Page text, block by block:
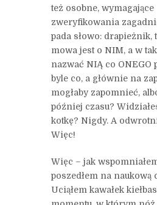
też osobne, wymagające
zweryfikowania
pada słowo: drapieżnik,
mowa jest o NIM, a w
nazwać NIĄ co ONEGO
byle co, a głównie na
mogłaby zapomnieć,
później czasu?
kotkę? Nigdy. A
Więc!
Więc – jak
poszedłem na naukową
Uciąłem kawałek